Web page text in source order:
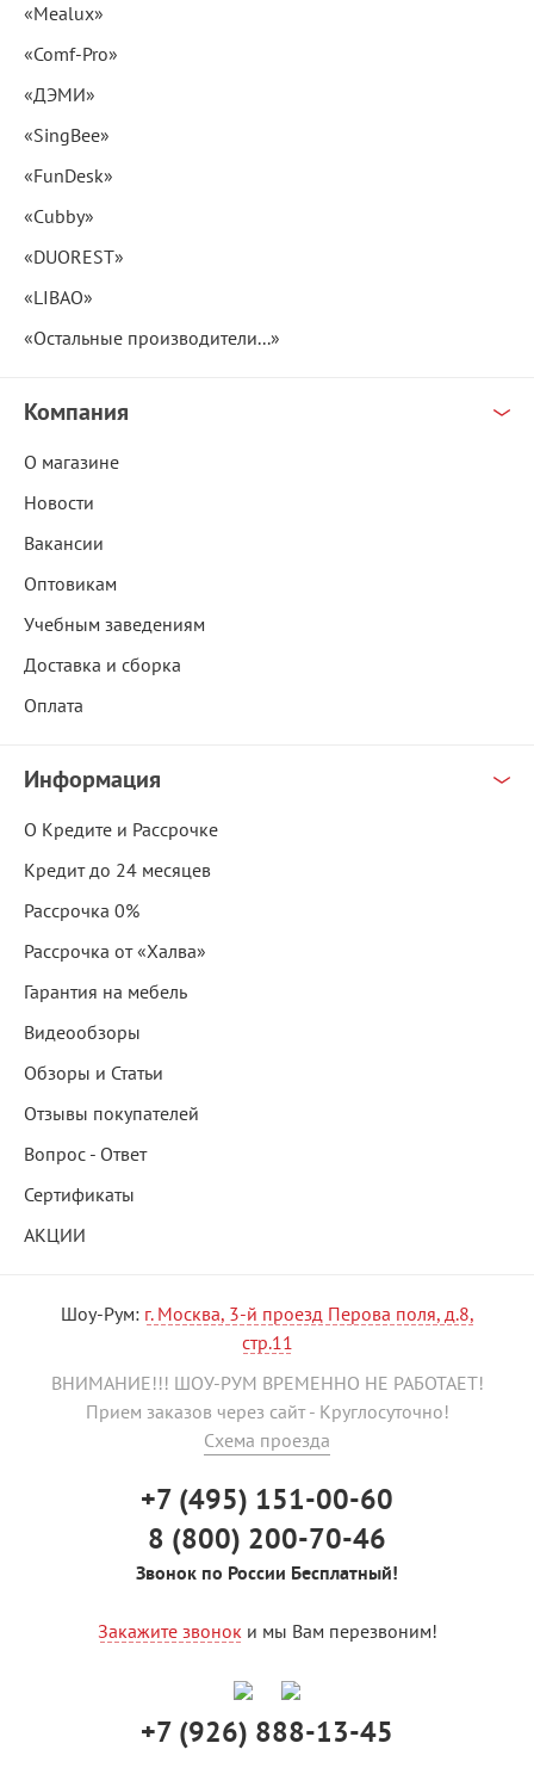
«Mealux»
«Comf-Pro»
«ДЭМИ»
«SingBee»
«FunDesk»
«Cubby»
«DUOREST»
«LIBAO»
«Остальные производители...»
Компания
О магазине
Новости
Вакансии
Оптовикам
Учебным заведениям
Доставка и сборка
Оплата
Информация
О Кредите и Рассрочке
Кредит до 24 месяцев
Рассрочка 0%
Рассрочка от «Халва»
Гарантия на мебель
Видеообзоры
Обзоры и Статьи
Отзывы покупателей
Вопрос - Ответ
Сертификаты
АКЦИИ
Шоу-Рум: г. Москва, 3-й проезд Перова поля, д.8,
стр.11
ВНИМАНИЕ!!! ШОУ-РУМ ВРЕМЕННО НЕ РАБОТАЕТ!
Прием заказов через сайт - Круглосуточно!
Схема проезда
+7 (495) 151-00-60
8 (800) 200-70-46
Звонок по России Бесплатный!
Закажите звоноки мы Вам перезвоним!
+7 (926) 888-13-45